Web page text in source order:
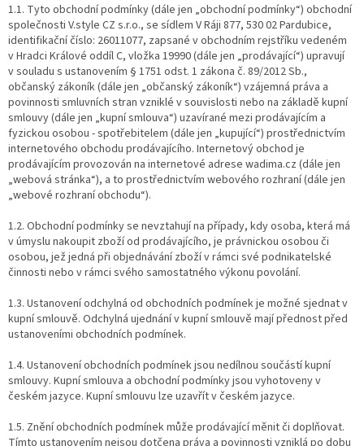
1.1. Tyto obchodní podmínky (dále jen „obchodní podmínky“) obchodní
společnosti V.style CZ s.r.o., se sídlem V Ráji 877, 530 02 Pardubice,
identifikační číslo: 26011077, zapsané v obchodním rejstříku vedeném
v Hradci Králové oddíl C, vložka 19990 (dále jen „prodávající“) upravují
v souladu s ustanovením § 1751 odst. 1 zákona č. 89/2012 Sb.,
občanský zákoník (dále jen „občanský zákoník“) vzájemná práva a
povinnosti smluvních stran vzniklé v souvislosti nebo na základě kupní
smlouvy (dále jen „kupní smlouva“) uzavírané mezi prodávajícím a
fyzickou osobou - spotřebitelem (dále jen „kupující“) prostřednictvím
internetového obchodu prodávajícího. Internetový obchod je
prodávajícím provozován na internetové adrese wadima.cz (dále jen
„webová stránka“), a to prostřednictvím webového rozhraní (dále jen
„webové rozhraní obchodu“).
1.2. Obchodní podmínky se nevztahují na případy, kdy osoba, která má
v úmyslu nakoupit zboží od prodávajícího, je právnickou osobou či
osobou, jež jedná při objednávání zboží v rámci své podnikatelské
činnosti nebo v rámci svého samostatného výkonu povolání.
1.3. Ustanovení odchylná od obchodních podmínek je možné sjednat v
kupní smlouvě. Odchylná ujednání v kupní smlouvě mají přednost před
ustanoveními obchodních podmínek.
1.4. Ustanovení obchodních podmínek jsou nedílnou součástí kupní
smlouvy. Kupní smlouva a obchodní podmínky jsou vyhotoveny v
českém jazyce. Kupní smlouvu lze uzavřít v českém jazyce.
1.5. Znění obchodních podmínek může prodávající měnit či doplňovat.
Tímto ustanovením nejsou dotčena práva a povinnosti vzniklá po dobu